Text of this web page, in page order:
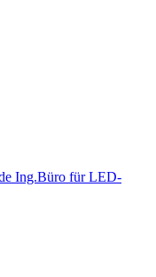
Ing.Büro für LED-